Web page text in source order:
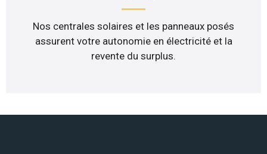
Nos centrales solaires et les panneaux posés
assurent votre autonomie en électricité et la
revente du surplus.